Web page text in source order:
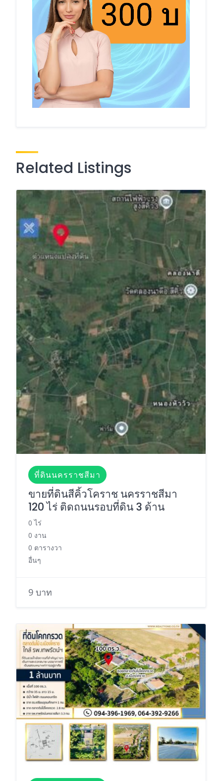
Related Listings
ที่ดินนครราชสีมา
ขายที่ดินสีคิ้วโคราช นครราชสีมา
120 ไร่ ติดถนนรอบที่ดิน 3 ด้าน
0 ไร่
0 งาน
0 ตารางวา
อื่นๆ
9 บาท